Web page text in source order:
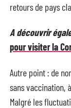
retours de pays
A découvrir
pour visiter la
Autre point : de
sans vaccination,
Malgré les